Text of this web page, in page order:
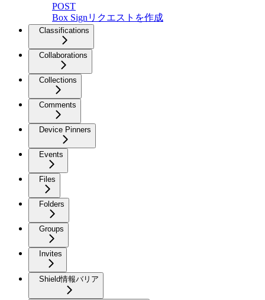
POST
Box Signリクエストを作成
Classifications
Collaborations
Collections
Comments
Device Pinners
Events
Files
Folders
Groups
Invites
Shield情報バリア